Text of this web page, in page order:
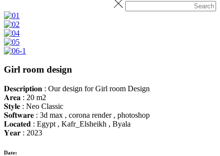
Girl room design
𝐃𝐞𝐬𝐜𝐫𝐢𝐩𝐭𝐢𝐨𝐧 : Our design for Girl room Design
𝐀𝐫𝐞𝐚 : 20 m2
𝐒𝐭𝐲𝐥𝐞 : Neo Classic
𝐒𝐨𝐟𝐭𝐰𝐚𝐫𝐞 : 3d max , corona render , photoshop
𝐋𝐨𝐜𝐚𝐭𝐞𝐝 : Egypt , Kafr_Elsheikh , Byala
𝐘𝐞𝐚𝐫 : 2023
Date: